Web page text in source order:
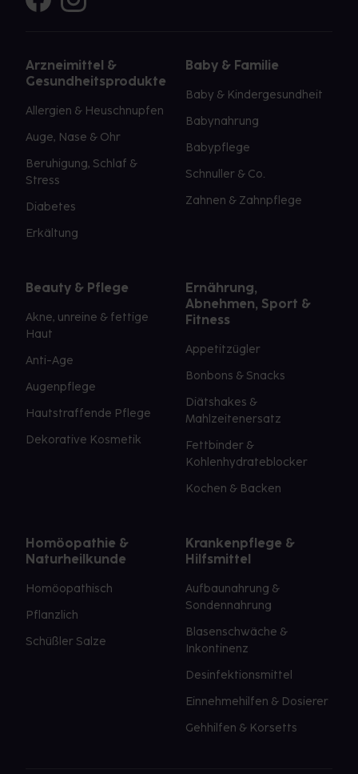
Arzneimittel &
Gesundheitsprodukte
Allergien & Heuschnupfen
Auge, Nase & Ohr
Beruhigung, Schlaf &
Stress
Diabetes
Erkältung
Baby & Familie
Baby & Kindergesundheit
Babynahrung
Babypflege
Schnuller & Co.
Zahnen & Zahnpflege
Beauty & Pflege
Akne, unreine & fettige
Haut
Anti-Age
Augenpflege
Hautstraffende Pflege
Dekorative Kosmetik
Ernährung,
Abnehmen, Sport &
Fitness
Appetitzügler
Bonbons & Snacks
Diätshakes &
Mahlzeitenersatz
Fettbinder &
Kohlenhydrateblocker
Kochen & Backen
Homöopathie &
Naturheilkunde
Homöopathisch
Pflanzlich
Schüßler Salze
Krankenpflege &
Hilfsmittel
Aufbaunahrung &
Sondennahrung
Blasenschwäche &
Inkontinenz
Desinfektionsmittel
Einnehmehilfen & Dosierer
Gehhilfen & Korsetts